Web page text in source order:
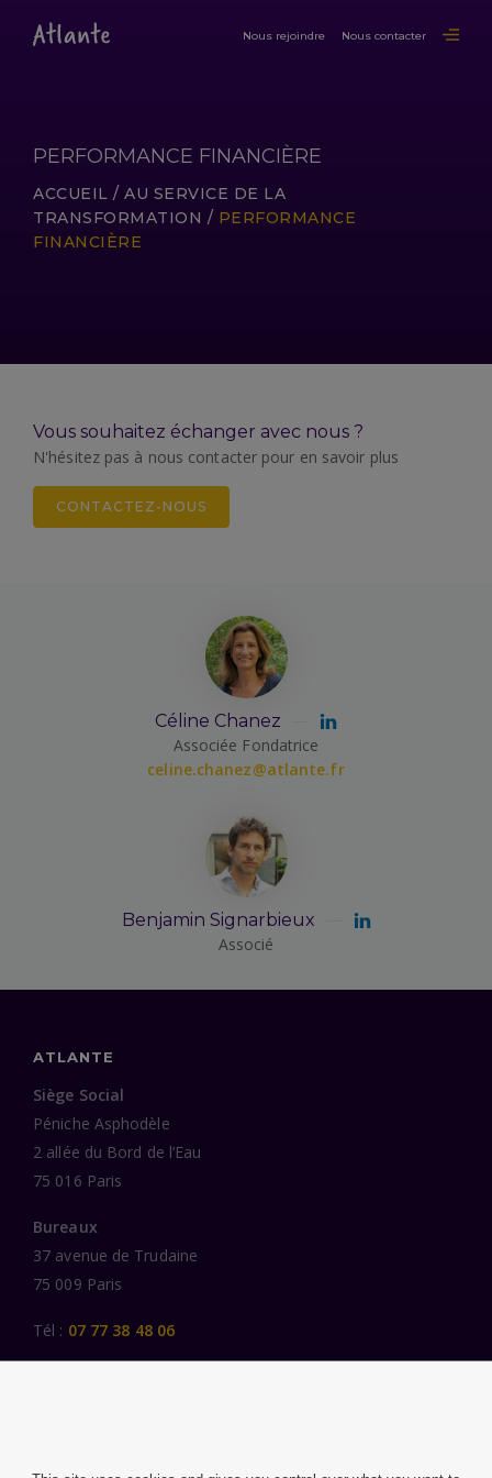
Nous rejoindre Nous contacter
PERFORMANCE FINANCIÈRE
ACCUEIL / AU SERVICE DE LA
TRANSFORMATION / PERFORMANCE
FINANCIÈRE
Vous souhaitez échanger avec nous ?
N'hésitez pas à nous contacter pour en savoir plus
CONTACTEZ-NOUS
Céline Chanez
Associée Fondatrice
celine.chanez@atlante.fr
Benjamin Signarbieux
Associé
ATLANTE
Siège Social
Péniche Asphodèle
2 allée du Bord de l’Eau
75 016 Paris
Bureaux
37 avenue de Trudaine
75 009 Paris
Tél : 07 77 38 48 06